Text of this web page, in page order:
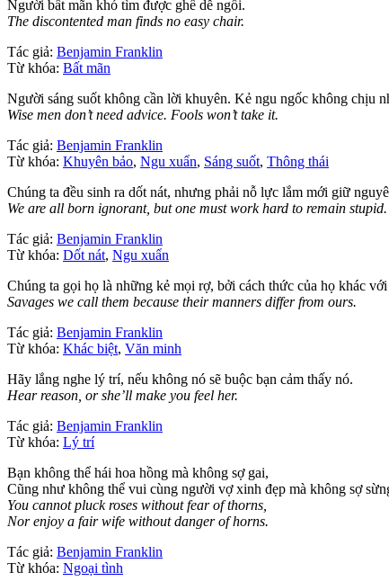
Người bất mãn khó tìm được ghế dễ ngồi.
The discontented man finds no easy chair.
Tác giả: Benjamin Franklin
Từ khóa: Bất mãn
Người sáng suốt không cần lời khuyên. Kẻ ngu ngốc không chịu
Wise men don’t need advice. Fools won’t take it.
Tác giả: Benjamin Franklin
Từ khóa: Khuyên bảo, Ngu xuẩn, Sáng suốt, Thông thái
Chúng ta đều sinh ra dốt nát, nhưng phải nỗ lực lắm mới giữ
We are all born ignorant, but one must work hard to remain stupid.
Tác giả: Benjamin Franklin
Từ khóa: Dốt nát, Ngu xuẩn
Chúng ta gọi họ là những kẻ mọi rợ, bởi cách thức của họ khác với
Savages we call them because their manners differ from ours.
Tác giả: Benjamin Franklin
Từ khóa: Khác biệt, Văn minh
Hãy lắng nghe lý trí, nếu không nó sẽ buộc bạn cảm thấy nó.
Hear reason, or she’ll make you feel her.
Tác giả: Benjamin Franklin
Từ khóa: Lý trí
Bạn không thể hái hoa hồng mà không sợ gai,
Cũng như không thể vui cùng người vợ xinh đẹp mà không sợ
You cannot pluck roses without fear of thorns,
Nor enjoy a fair wife without danger of horns.
Tác giả: Benjamin Franklin
Từ khóa: Ngoại tình